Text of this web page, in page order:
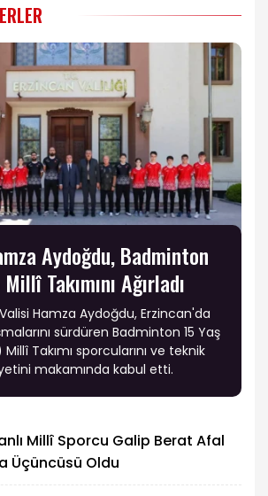
Aydoğdu, Badminton
Takımını Ağırladı
Hamza Aydoğdu, Erzincan'da
sürdüren Badminton 15 Yaş
Millî Takımı sporcularını ve teknik
makamında kabul etti.
Millî Sporcu Galip Berat Afal
Üçüncüsü Oldu